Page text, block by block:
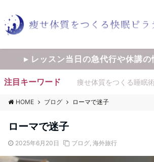
▸ レッスン当日の急代行や休講の
注目キーワード 痩せ体質をつくる睡眠術
HOME ブログ ローマで迷子
ローマで迷子
2025年6月20日 ブログ, 海外旅行